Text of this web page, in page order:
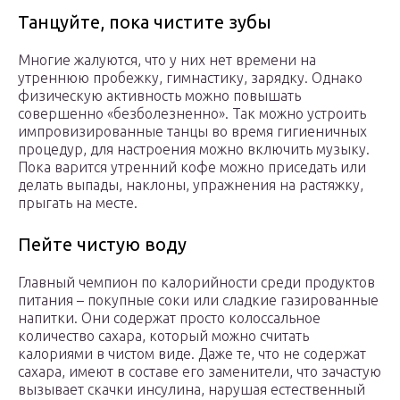
Танцуйте, пока чистите зубы
Многие жалуются, что у них нет времени на
утреннюю пробежку, гимнастику, зарядку. Однако
физическую активность можно повышать
совершенно «безболезненно». Так можно устроить
импровизированные танцы во время гигиеничных
процедур, для настроения можно включить музыку.
Пока варится утренний кофе можно приседать или
делать выпады, наклоны, упражнения на растяжку,
прыгать на месте.
Пейте чистую воду
Главный чемпион по калорийности среди продуктов
питания – покупные соки или сладкие газированные
напитки. Они содержат просто колоссальное
количество сахара, который можно считать
калориями в чистом виде. Даже те, что не содержат
сахара, имеют в составе его заменители, что зачастую
вызывает скачки инсулина, нарушая естественный